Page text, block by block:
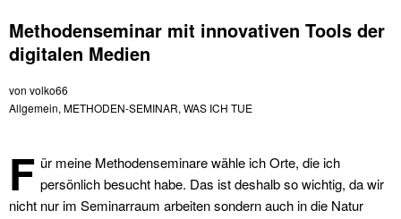
Methodenseminar mit innovativen Tools der
digitalen Medien
von volko66
Allgemein, METHODEN-SEMINAR, WAS ICH TUE
F ür meine Methodenseminare wähle ich Orte, die ich
persönlich besucht habe. Das ist deshalb so wichtig, da wir
nicht nur im Seminarraum arbeiten sondern auch in die Natur